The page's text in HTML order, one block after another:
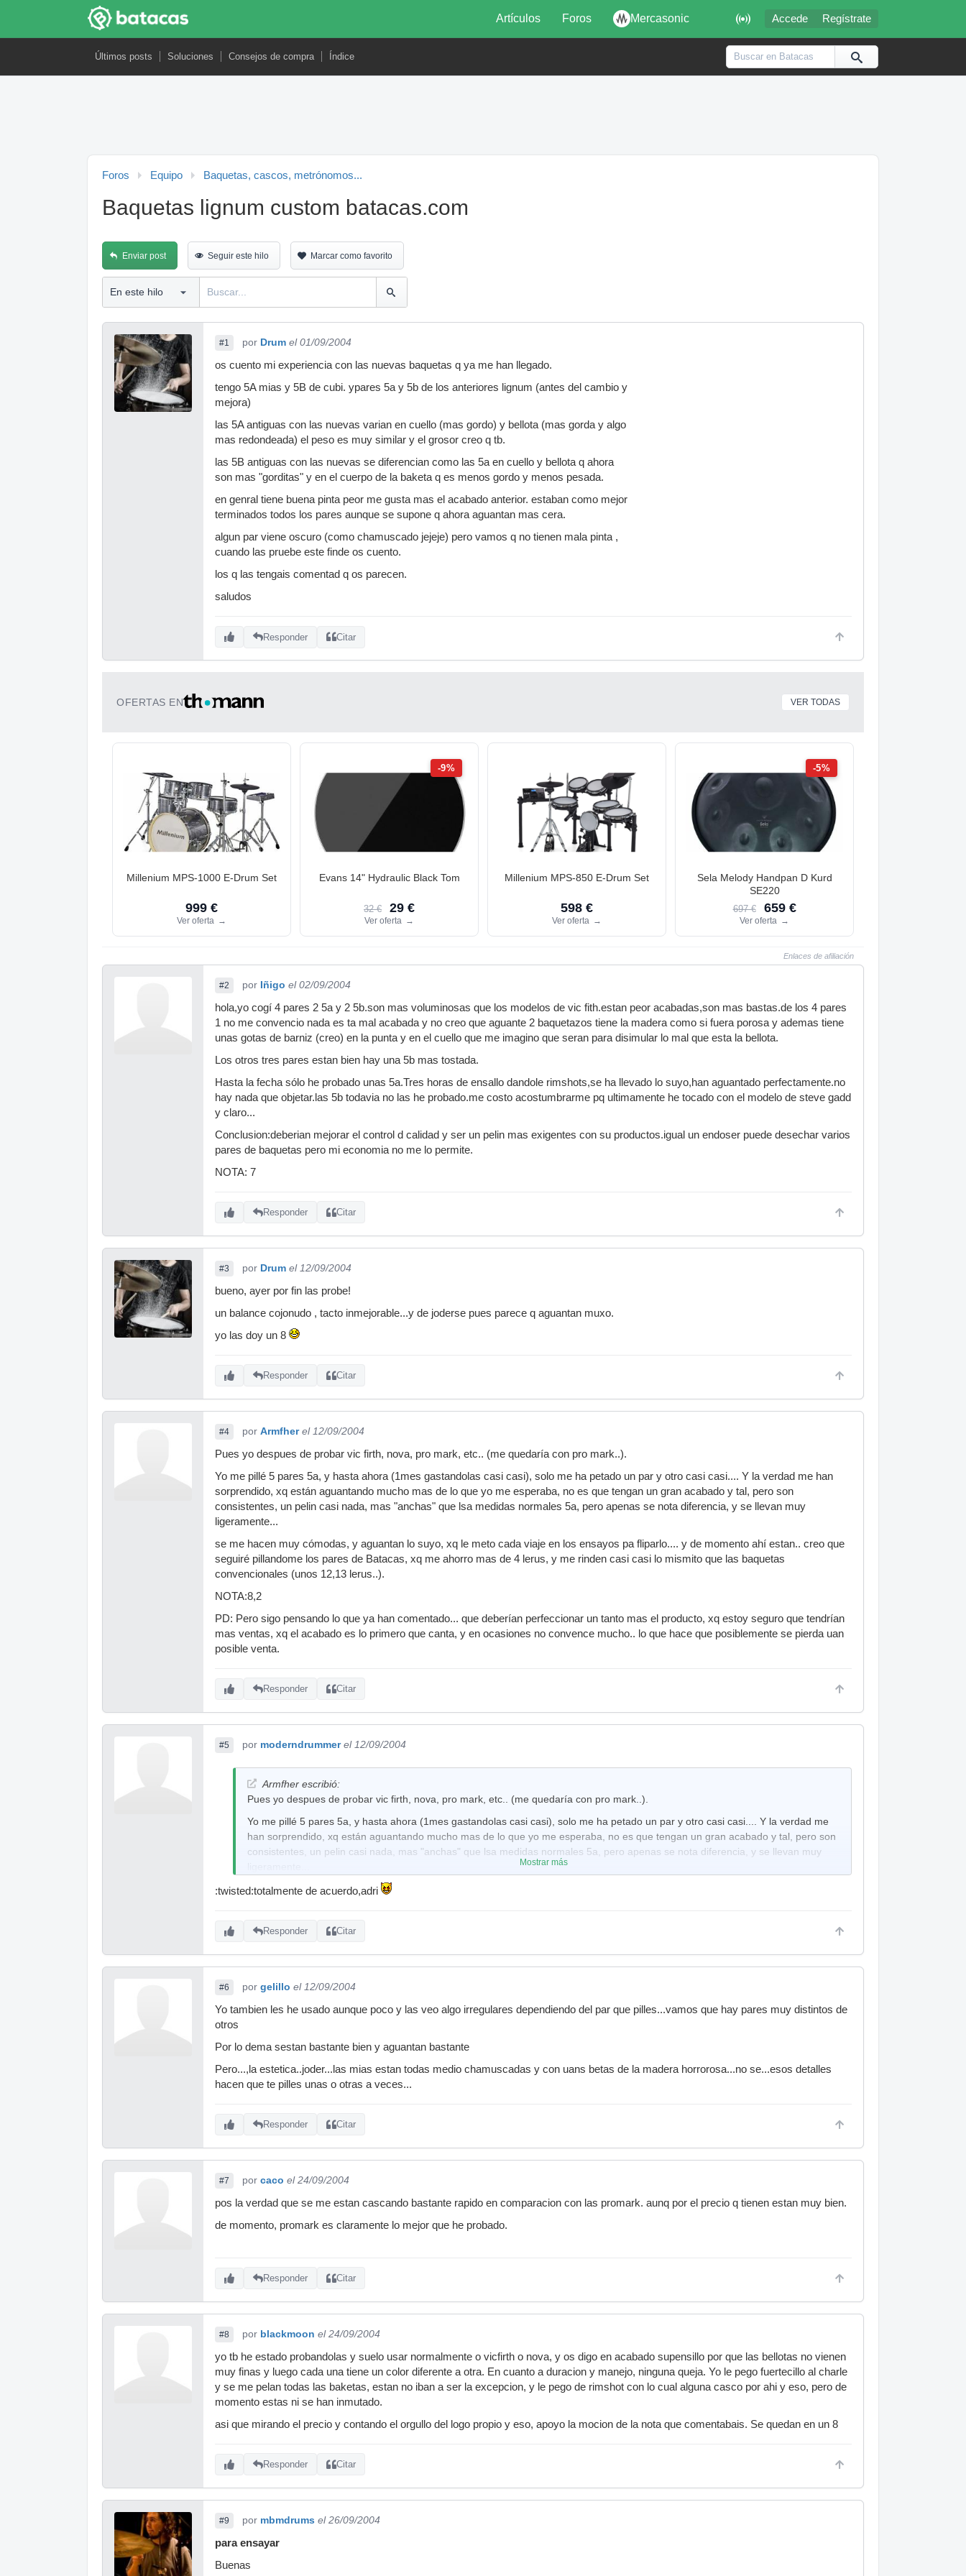
 Accede Regístrate
Artículos Foros Mercasonic
Últimos posts Soluciones Consejos de compra Índice
Foros Equipo Baquetas, cascos, metrónomos...
Baquetas lignum custom batacas.com
Enviar post Seguir este hilo Marcar como favorito
#1 por Drum el 01/09/2004
os cuento mi experiencia con las nuevas baquetas q ya me han llegado.
tengo 5A mias y 5B de cubi. ypares 5a y 5b de los anteriores lignum (antes del cambio y
mejora)
las 5A antiguas con las nuevas varian en cuello (mas gordo) y bellota (mas gorda y algo
mas redondeada) el peso es muy similar y el grosor creo q tb.
las 5B antiguas con las nuevas se diferencian como las 5a en cuello y bellota q ahora
son mas "gorditas" y en el cuerpo de la baketa q es menos gordo y menos pesada.
en genral tiene buena pinta peor me gusta mas el acabado anterior. estaban como mejor
terminados todos los pares aunque se supone q ahora aguantan mas cera.
algun par viene oscuro (como chamuscado jejeje) pero vamos q no tienen mala pinta ,
cuando las pruebe este finde os cuento.
los q las tengais comentad q os parecen.
saludos
Responder Citar
OFERTAS EN VER TODAS
Millenium MPS-1000 E-Drum Set
999 €
Ver oferta →
-9%
Evans 14" Hydraulic Black Tom
32 € 29 €
Ver oferta →
Millenium MPS-850 E-Drum Set
598 €
Ver oferta →
-5%
Sela Melody Handpan D Kurd
SE220
697 € 659 €
Ver oferta →
Enlaces de afiliación
#2 por Iñigo el 02/09/2004
hola,yo cogí 4 pares 2 5a y 2 5b.son mas voluminosas que los modelos de vic fith.estan peor acabadas,son mas bastas.de los 4 pares
1 no me convencio nada es ta mal acabada y no creo que aguante 2 baquetazos tiene la madera como si fuera porosa y ademas tiene
unas gotas de barniz (creo) en la punta y en el cuello que me imagino que seran para disimular lo mal que esta la bellota.
Los otros tres pares estan bien hay una 5b mas tostada.
Hasta la fecha sólo he probado unas 5a.Tres horas de ensallo dandole rimshots,se ha llevado lo suyo,han aguantado perfectamente.no
hay nada que objetar.las 5b todavia no las he probado.me costo acostumbrarme pq ultimamente he tocado con el modelo de steve gadd
y claro...
Conclusion:deberian mejorar el control d calidad y ser un pelin mas exigentes con su productos.igual un endoser puede desechar varios
pares de baquetas pero mi economia no me lo permite.
NOTA: 7
Responder Citar
#3 por Drum el 12/09/2004
bueno, ayer por fin las probe!
un balance cojonudo , tacto inmejorable...y de joderse pues parece q aguantan muxo.
yo las doy un 8
Responder Citar
#4 por Armfher el 12/09/2004
Pues yo despues de probar vic firth, nova, pro mark, etc.. (me quedaría con pro mark..).
Yo me pillé 5 pares 5a, y hasta ahora (1mes gastandolas casi casi), solo me ha petado un par y otro casi casi.... Y la verdad me han
sorprendido, xq están aguantando mucho mas de lo que yo me esperaba, no es que tengan un gran acabado y tal, pero son
consistentes, un pelin casi nada, mas "anchas" que lsa medidas normales 5a, pero apenas se nota diferencia, y se llevan muy
ligeramente...
se me hacen muy cómodas, y aguantan lo suyo, xq le meto cada viaje en los ensayos pa fliparlo.... y de momento ahí estan.. creo que
seguiré pillandome los pares de Batacas, xq me ahorro mas de 4 lerus, y me rinden casi casi lo mismito que las baquetas
convencionales (unos 12,13 lerus..).
NOTA:8,2
PD: Pero sigo pensando lo que ya han comentado... que deberían perfeccionar un tanto mas el producto, xq estoy seguro que tendrían
mas ventas, xq el acabado es lo primero que canta, y en ocasiones no convence mucho.. lo que hace que posiblemente se pierda uan
posible venta.
Responder Citar
#5 por moderndrummer el 12/09/2004
Armfher escribió:
Pues yo despues de probar vic firth, nova, pro mark, etc.. (me quedaría con pro mark..).
Yo me pillé 5 pares 5a, y hasta ahora (1mes gastandolas casi casi), solo me ha petado un par y otro casi casi.... Y la verdad me
han sorprendido, xq están aguantando mucho mas de lo que yo me esperaba, no es que tengan un gran acabado y tal, pero son
consistentes, un pelin casi nada, mas "anchas" que lsa medidas normales 5a, pero apenas se nota diferencia, y se llevan muy
se me hacen muy cómodas, y aguantan lo suyo, xq le meto cada viaje en los ensayos pa fliparlo.... y de momento ahí estan.. creo
se pierda uan posible venta.
Mostrar más
:twisted:totalmente de acuerdo,adri
Responder Citar
#6 por gelillo el 12/09/2004
Yo tambien les he usado aunque poco y las veo algo irregulares dependiendo del par que pilles...vamos que hay pares muy distintos de
otros
Por lo dema sestan bastante bien y aguantan bastante
Pero...,la estetica..joder...las mias estan todas medio chamuscadas y con uans betas de la madera horrorosa...no se...esos detalles
hacen que te pilles unas o otras a veces...
Responder Citar
#7 por caco el 24/09/2004
pos la verdad que se me estan cascando bastante rapido en comparacion con las promark. aunq por el precio q tienen estan muy bien.
de momento, promark es claramente lo mejor que he probado.
Responder Citar
#8 por blackmoon el 24/09/2004
yo tb he estado probandolas y suelo usar normalmente o vicfirth o nova, y os digo en acabado supensillo por que las bellotas no vienen
muy finas y luego cada una tiene un color diferente a otra. En cuanto a duracion y manejo, ninguna queja. Yo le pego fuertecillo al charle
y se me pelan todas las baketas, estan no iban a ser la excepcion, y le pego de rimshot con lo cual alguna casco por ahi y eso, pero de
momento estas ni se han inmutado.
asi que mirando el precio y contando el orgullo del logo propio y eso, apoyo la mocion de la nota que comentabais. Se quedan en un 8
Responder Citar
#9 por mbmdrums el 26/09/2004
para ensayar
Buenas